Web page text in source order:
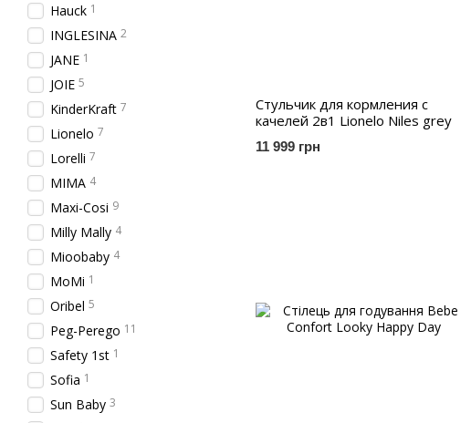
Стульчик для кормления c
качелей 2в1 Lionelo Niles grey
11 999 грн
Hauck 1
INGLESINA 2
JANE 1
JOIE 5
KinderKraft 7
Lionelo 7
Lorelli 7
MIMA 4
Maxi-Cosi 9
Milly Mally 4
Mioobaby 4
MoMi 1
Oribel 5
Peg-Perego 11
Safety 1st 1
Sofia 1
Sun Baby 3